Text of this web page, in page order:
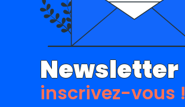
Newsletter
inscrivez-vous !